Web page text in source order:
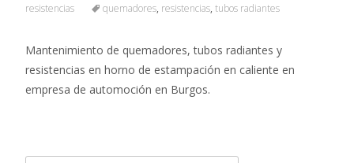
resistencias
quemadores, resistencias, tubos radiantes
Mantenimiento de quemadores, tubos radiantes y
resistencias en horno de estampación en caliente en
empresa de automoción en Burgos.